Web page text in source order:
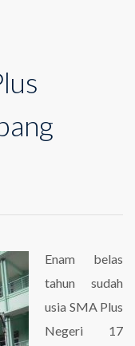
Enam belas
tahun sudah
usia SMA Plus
Negeri 17